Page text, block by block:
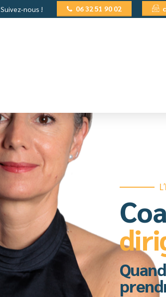
Suivez-nous ! 06 32 51 90 02